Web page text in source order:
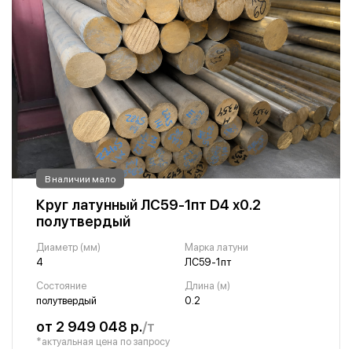
В наличии мало
Круг латунный ЛС59-1пт D4 х0.2
полутвердый
Диаметр (мм)
4
Марка латуни
ЛС59-1пт
Состояние
полутвердый
Длина (м)
0.2
от 2 949 048 р./т
*актуальная цена по запросу